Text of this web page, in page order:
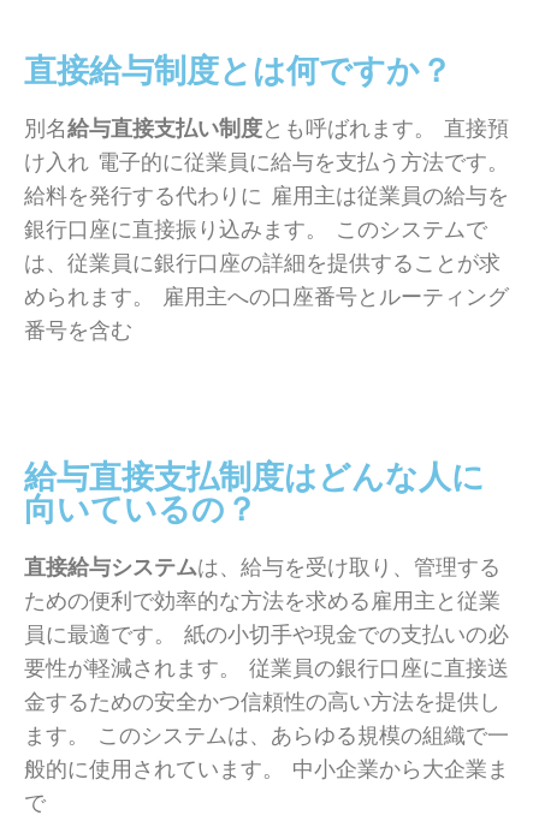
直接給与制度とは何ですか？
別名給与直接支払い制度とも呼ばれます。 直接預
け入れ 電子的に従業員に給与を支払う方法です。
給料を発行する代わりに 雇用主は従業員の給与を
銀行口座に直接振り込みます。 このシステムで
は、従業員に銀行口座の詳細を提供することが求
められます。 雇用主への口座番号とルーティング
番号を含む
給与直接支払制度はどんな人に
向いているの？
直接給与システムは、給与を受け取り、管理する
ための便利で効率的な方法を求める雇用主と従業
員に最適です。 紙の小切手や現金での支払いの必
要性が軽減されます。 従業員の銀行口座に直接送
金するための安全かつ信頼性の高い方法を提供し
ます。 このシステムは、あらゆる規模の組織で一
般的に使用されています。 中小企業から大企業ま
で